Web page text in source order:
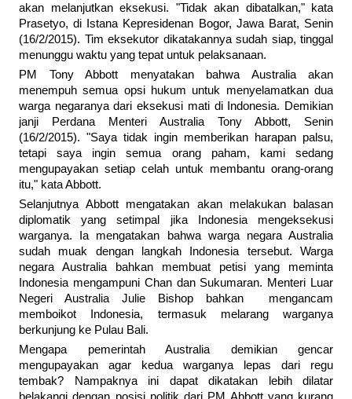
akan melanjutkan eksekusi. "Tidak akan dibatalkan," kata
Prasetyo, di Istana Kepresidenan Bogor, Jawa Barat, Senin
(16/2/2015). Tim eksekutor dikatakannya sudah siap, tinggal
menunggu waktu yang tepat untuk pelaksanaan.
PM Tony Abbott menyatakan bahwa Australia akan
menempuh semua opsi hukum untuk menyelamatkan dua
warga negaranya dari eksekusi mati di Indonesia. Demikian
janji Perdana Menteri Australia Tony Abbott, Senin
(16/2/2015). "Saya tidak ingin memberikan harapan palsu,
tetapi saya ingin semua orang paham, kami sedang
mengupayakan setiap celah untuk membantu orang-orang
itu," kata Abbott.
Selanjutnya Abbott mengatakan akan melakukan balasan
diplomatik yang setimpal jika Indonesia mengeksekusi
warganya. Ia mengatakan bahwa warga negara Australia
sudah muak dengan langkah Indonesia tersebut. Warga
negara Australia bahkan membuat petisi yang meminta
Indonesia mengampuni Chan dan Sukumaran. Menteri Luar
Negeri Australia Julie Bishop bahkan mengancam
memboikot Indonesia, termasuk melarang warganya
berkunjung ke Pulau Bali.
Mengapa pemerintah Australia demikian gencar
mengupayakan agar kedua warganya lepas dari regu
tembak? Nampaknya ini dapat dikatakan lebih dilatar